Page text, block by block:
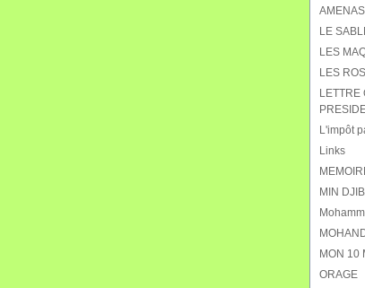
LE
LES
LES
LETTRE
L'impôt
Links
MIN
MON 10
ORAGE